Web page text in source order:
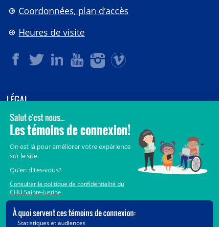
Coordonnées, plan d’accès
Heures de visite
LÉGAL
© 2006-2026CHU Sainte-Justine.
Tous droits réservés.
Crédits
Accès aux documents des organismes publics